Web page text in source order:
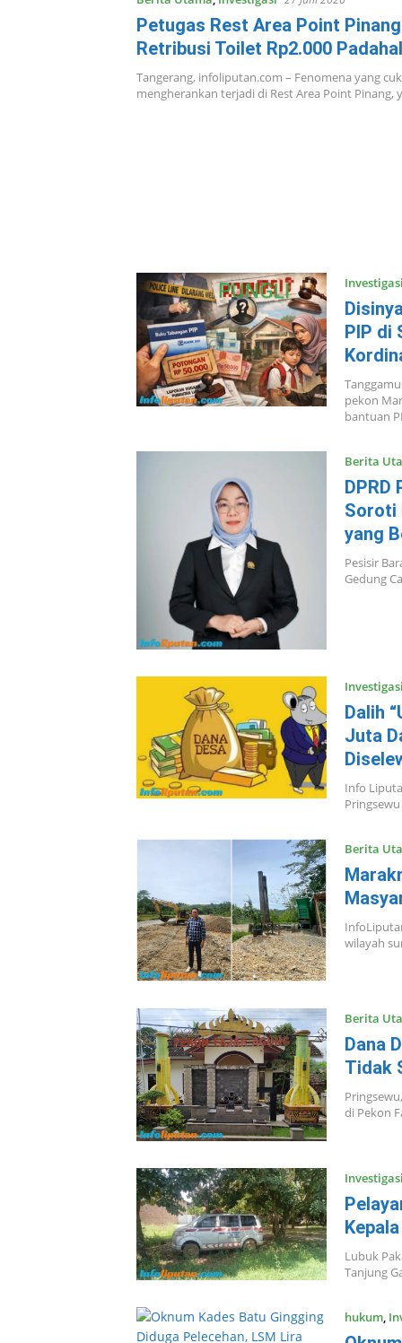
Petugas Rest Area Point
Retribusi Toilet Rp2.000 Padahal
Bertuliskan Gratis
Tangerang, infoliputan.com – Fenomena yang
mengherankan terjadi di Rest Area Point Pinang,
Investigasi
PIP di
pekon
bantuan
Berita
DPRD
Soroti
yang
Pesisir
Gedung
Investigasi
Dalih
Juta
Info
Berita
wilayah
Berita
Dana
Tidak
di Pekon
Investigasi
Lubuk
Tanjung
hukum,